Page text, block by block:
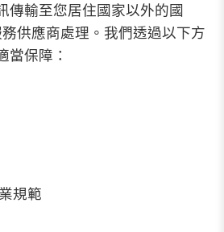
傳輸至您居住國家以外的國
供應商處理。我們透過以下方
當保障：
規範